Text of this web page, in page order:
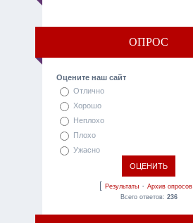
ОПРОС
Оцените наш сайт
Отлично
Хорошо
Неплохо
Плохо
Ужасно
[Результаты ·Архив опросов
Всего ответов: 236